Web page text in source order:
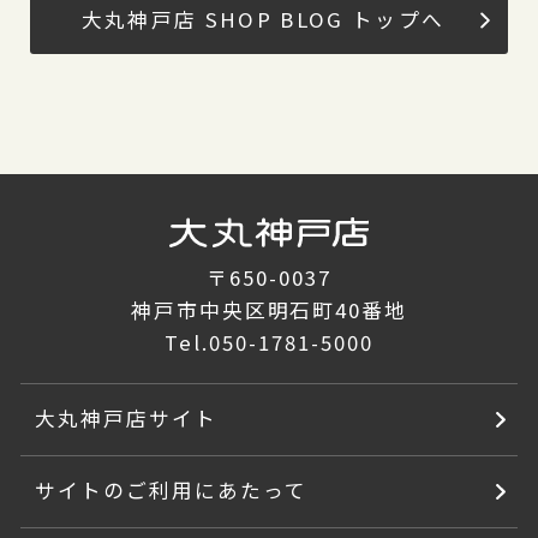
大丸神戸店 SHOP BLOG トップへ
〒650-0037
神戸市中央区明石町40番地
Tel.050-1781-5000
大丸神戸店サイト
サイトのご利用にあたって